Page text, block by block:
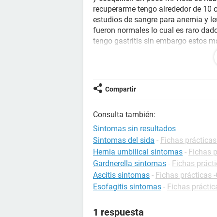
recuperarme tengo alrededor de 10
estudios de sangre para anemia y
fueron normales lo cual es raro
tengo gastritis sin embargo estos
cardíaco sin embargo necesito
respuesta, también sufro de
el polvo, no hago ejercicio porque
mareos mi corazón late a una
cocina y de regreso provoca que mi
frecuentes y daños en la visión
los necesito sin embargo tengo
tiempo con respecto a mi visión. De
Compartir
Consulta también:
Sintomas sin resultados
Sintomas del sida - Fichas
Hernia umbilical síntomas - Fichas
Gardnerella sintomas - Fichas
Ascitis sintomas - Fichas prácticas
Esofagitis sintomas - Fichas
1 respuesta